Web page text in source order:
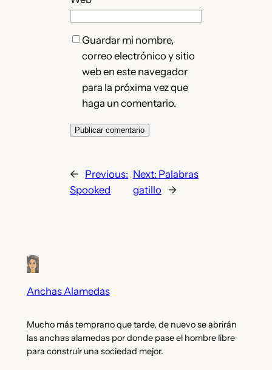
Guardar mi nombre,
correo electrónico y sitio
web en este navegador
para la próxima vez que
haga un comentario.
← Previous:
Spooked
Next: Palabras
gatillo
→
Anchas Alamedas
Mucho más temprano que tarde, de nuevo se abrirán
las anchas alamedas por donde pase el hombre libre
para construir una sociedad mejor.